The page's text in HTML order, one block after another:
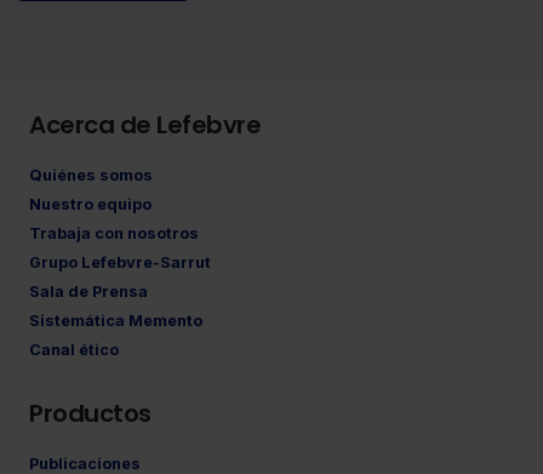
Acerca de Lefebvre
Quiénes somos
Nuestro equipo
Trabaja con nosotros
Grupo Lefebvre-Sarrut
Sala de Prensa
Sistemática Memento
Canal ético
Productos
Publicaciones